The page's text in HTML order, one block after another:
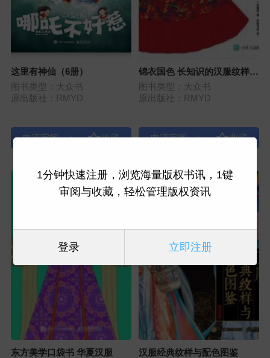
这里有神仙（6册）
图书类型：大众书
原出版社：RMYD
|
锦衣国色 长知识的汉服纹样涂
色线描集
图书类型：大众书
原出版社：RMYD
|
东方美学口袋书 华夏汉服
汉服经典纹样与配色图鉴
1分钟快速注册，浏览海量版权书讯，1键
审阅与收藏，轻松管理版权资讯
登录 立即注册